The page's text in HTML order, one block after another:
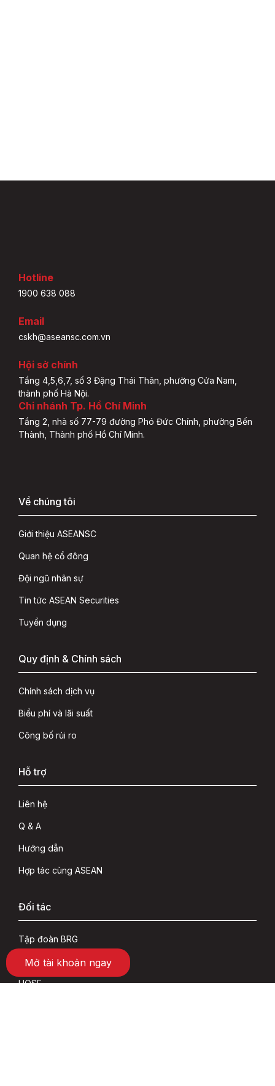
Hotline
1900 638 088
Email
cskh@aseansc.com.vn
Hội sở chính
Tầng 4,5,6,7, số 3 Đặng Thái Thân, phường Cửa Nam,
thành phố Hà Nội.
Chi nhánh Tp. Hồ Chí Minh
Tầng 2, nhà số 77-79 đường Phó Đức Chính, phường Bến
Thành, Thành phố Hồ Chí Minh.
Về chúng tôi
Giới thiệu ASEANSC
Quan hệ cổ đông
Đội ngũ nhân sự
Tin tức ASEAN Securities
Tuyển dụng
Quy định & Chính sách
Chính sách dịch vụ
Biểu phí và lãi suất
Công bố rủi ro
Hỗ trợ
Liên hệ
Q & A
Hướng dẫn
Hợp tác cùng ASEAN
Đối tác
Tập đoàn BRG
SeABank
HOSE
Mở tài khoản ngay